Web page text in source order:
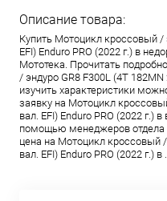
Описание товара:
Купить Мотоцикл кроссовый /
EFI) Enduro PRO (2022 г.) в
Мототека. Прочитать
/ эндуро GR8 F300L (4T 182MN
изучить характеристики
заявку на Мотоцикл
вал. EFI) Enduro PRO (2022 г.)
помощью менеджеров отдела
цена на Мотоцикл кроссовый
вал. EFI) Enduro PRO (2022 г.) в .